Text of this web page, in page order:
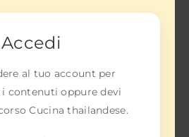
Accedi
al tuo account per
i contenuti oppure devi
Cucina thailandese.